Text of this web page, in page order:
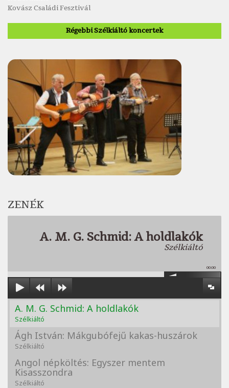
Kovász Családi Fesztivál
Régebbi Szélkiáltó koncertek
ZENÉK
A. M. G. Schmid: A holdlakók
Szélkiáltó
00:00
A. M. G. Schmid: A holdlakók
Szélkiáltó
Ágh István: Mákgubófejű kakas-huszárok
Szélkiáltó
Angol népköltés: Egyszer mentem
Kisasszondra
Szélkiáltó